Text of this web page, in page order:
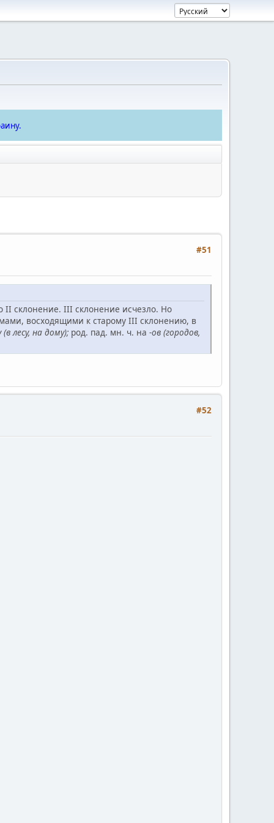
#51
II склонение. III склонение исчезло. Но
восходящими к старому III склонению, в
(в лесу, на дому); род. пад. мн. ч. на -ов (городов,
#52